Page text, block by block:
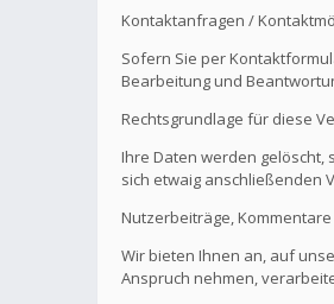
Kontaktanfragen /
Sofern Sie per
Bearbeitung und
Rechtsgrundlage für diese
Ihre Daten werden
sich etwaig anschließenden
Nutzerbeiträge,
Wir bieten Ihnen an, auf
Anspruch nehmen,